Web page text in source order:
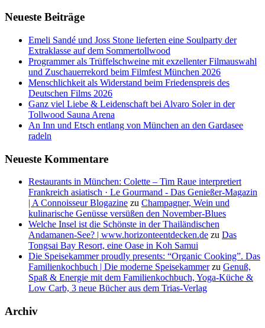
Neueste Beiträge
Emeli Sandé und Joss Stone lieferten eine Soulparty der
Extraklasse auf dem Sommertollwood
Programmer als Trüffelschweine mit exzellenter Filmauswahl
und Zuschauerrekord beim Filmfest München 2026
Menschlichkeit als Widerstand beim Friedenspreis des
Deutschen Films 2026
Ganz viel Liebe & Leidenschaft bei Alvaro Soler in der
Tollwood Sauna Arena
An Inn und Etsch entlang von München an den Gardasee
radeln
Neueste Kommentare
Restaurants in München: Colette – Tim Raue interpretiert
Frankreich asiatisch · Le Gourmand - Das Genießer-Magazin
| A Connoisseur Blogazine zu Champagner, Wein und
kulinarische Genüsse versüßen den November-Blues
Welche Insel ist die Schönste in der Thailändischen
Andamanen-See? | www.horizonteentdecken.de zu Das
Tongsai Bay Resort, eine Oase in Koh Samui
Die Speisekammer proudly presents: “Organic Cooking”. Das
Familienkochbuch | Die moderne Speisekammerzu Genuß,
Spaß & Energie mit dem Familienkochbuch, Yoga-Küche &
Low Carb, 3 neue Bücher aus dem Trias-Verlag
Archiv